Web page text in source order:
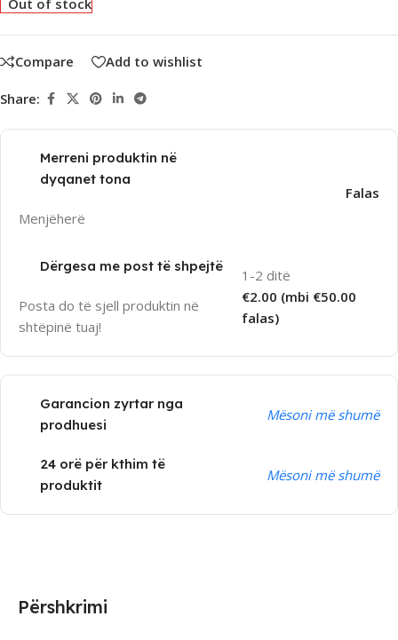
Compare Add to wishlist
Share:
Merreni produktin në
dyqanet tona
Menjëherë
Falas
Dërgesa me post të shpejtë
Posta do të sjell produktin në
shtëpinë tuaj!
1-2 ditë
€2.00 (mbi €50.00
falas)
Garancion zyrtar nga
prodhuesi
Mësoni më shumë
24 orë për kthim të
produktit
Mësoni më shumë
Përshkrimi